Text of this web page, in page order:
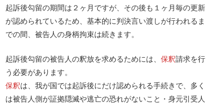
起訴後勾留の期間は２ヶ月ですが、その後も１ヶ月毎の更新
が認められているため、基本的に判決言い渡しが行われるま
での間、被告人の身柄拘束は続きます。
起訴後勾留の被告人の釈放を求めるためには、保釈請求を行
う必要があります。
保釈は、我が国では起訴後にだけ認められる手続きで、多く
は被告人側が証拠隠滅や逃亡の恐れがないこと・身元引受人